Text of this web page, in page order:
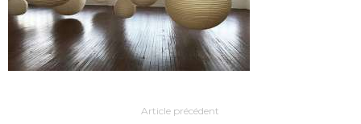
Article précédent